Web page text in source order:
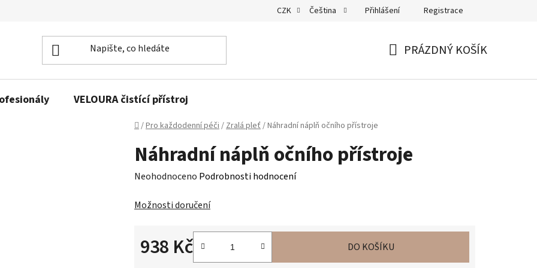
CZK Čeština Přihlášení Registrace
PRÁZDNÝ KOŠÍK
VELOURA čistící přístroj
Domů
/Pro každodenní péči/Zralá pleť/Náhradní náplň očního přístroje
Náhradní náplň očního přístroje
Průměrné
produktu
0,0
Neohodnoceno Podrobnosti hodnocení
Možnosti doručení
938 Kč DO KOŠÍKU